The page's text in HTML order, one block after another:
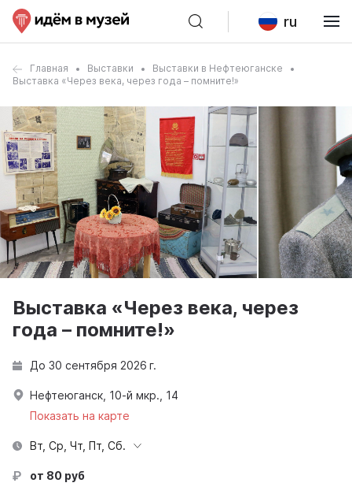
ru
Главная Выставки
Выставки в Нефтеюганске
Выставка «Через века, через года – помните!»
Выставка «Через века, через
года – помните!»
До 30 сентября 2026 г.
Нефтеюганск, 10-й мкр., 14
Показать на карте
Вт, Ср, Чт, Пт, Сб.
от 80 руб